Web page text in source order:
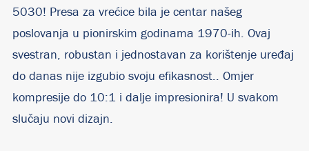
5030! Presa za vrećice bila je centar našeg
poslovanja u pionirskim godinama 1970-ih. Ovaj
svestran, robustan i jednostavan za korištenje uređaj
do danas nije izgubio svoju efikasnost.. Omjer
kompresije do 10:1 i dalje impresionira! U svakom
slučaju novi dizajn.